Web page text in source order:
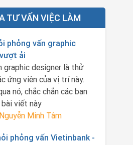
TƯ VẤN VIỆC LÀM
phỏng vấn graphic
ải
graphic designer là thử
ứng viên của vị trí này.
nó, chắc chắn các bạn
viết này
Nguyễn Minh Tâm
phỏng vấn Vietinbank -